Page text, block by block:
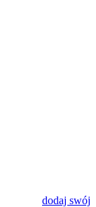
dodaj swój